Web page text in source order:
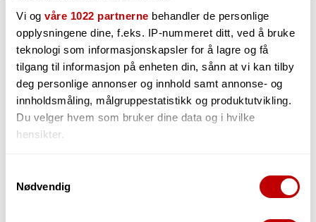
Vi og våre 1022 partnerne behandler de personlige
opplysningene dine, f.eks. IP-nummeret ditt, ved å bruke
teknologi som informasjonskapsler for å lagre og få
tilgang til informasjon på enheten din, sånn at vi kan tilby
deg personlige annonser og innhold samt annonse- og
innholdsmåling, målgruppestatistikk og produktutvikling.
Du velger hvem som bruker dine data og i hvilke
hensikter.
Innhente informasjon om den geografiske
Nødvendig
38 862,-